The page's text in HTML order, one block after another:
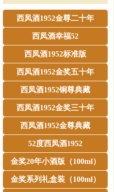
西凤酒1952金尊二十年
西凤酒幸福52
西凤酒1952标准版
西凤酒1952金奖五十年
西凤酒1952铜尊典藏
西凤酒1952金奖三十年
西凤酒1952金尊典藏
52度西凤酒1952
金奖20年小酒版（100ml）
金奖系列礼盒装（100ml）